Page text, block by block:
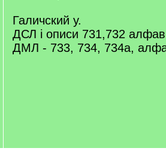
Галичский у.
ДСЛ i описи 731,732
ДМЛ - 733, 734, 734а,